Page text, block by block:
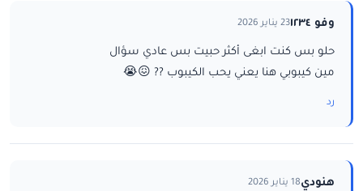
وفو ١٢٣٤ 23 يناير 2026
حلو بس كنت ابغى أكثر حبيت بس عادي سؤال
مين كيبوبي هنا يعني يحب الكيبوب ?? 😖😭
رد
هنودي18 يناير 2026